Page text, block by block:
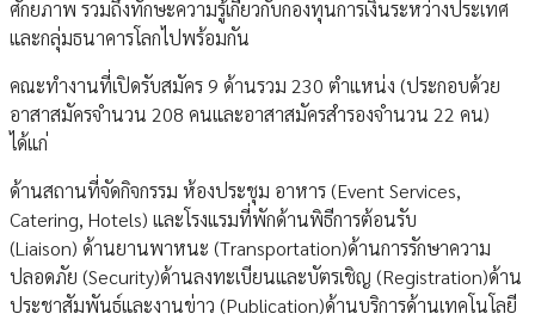
ศักยภาพ รวมถึงทักษะความรู้เกี่ยวกับกองทุนการเงินระหว่างประเทศ
และกลุ่มธนาคารโลกไปพร้อมกัน
คณะทำงานที่เปิดรับสมัคร 9 ด้านรวม 230 ตำแหน่ง (ประกอบด้วย
อาสาสมัครจำนวน 208 คนและอาสาสมัครสำรองจำนวน 22 คน)
ได้แก่
ด้านสถานที่จัดกิจกรรม ห้องประชุม อาหาร (Event Services,
Catering, Hotels) และโรงแรมที่พักด้านพิธีการต้อนรับ
(Liaison) ด้านยานพาหนะ (Transportation)ด้านการรักษาความ
ปลอดภัย (Security)ด้านลงทะเบียนและบัตรเชิญ (Registration)ด้าน
ประชาสัมพันธ์และงานข่าว (Publication)ด้านบริการด้านเทคโนโลยี